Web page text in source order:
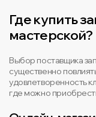
Где купить
мастерской?
Выбор поставщика
существенно
удовлетворенность
где можно